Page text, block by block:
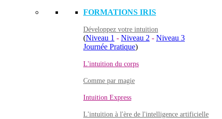
FORMATIONS IRIS
Développez votre intuition
(Niveau 1 - Niveau 2 - Niveau 3
Journée Pratique)
L'intuition du corps
Comme par magie
Intuition Express
L'intuition à l'ère de l'intelligence artificielle